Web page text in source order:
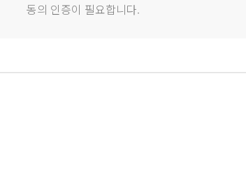
동의 인증이 필요합니다.